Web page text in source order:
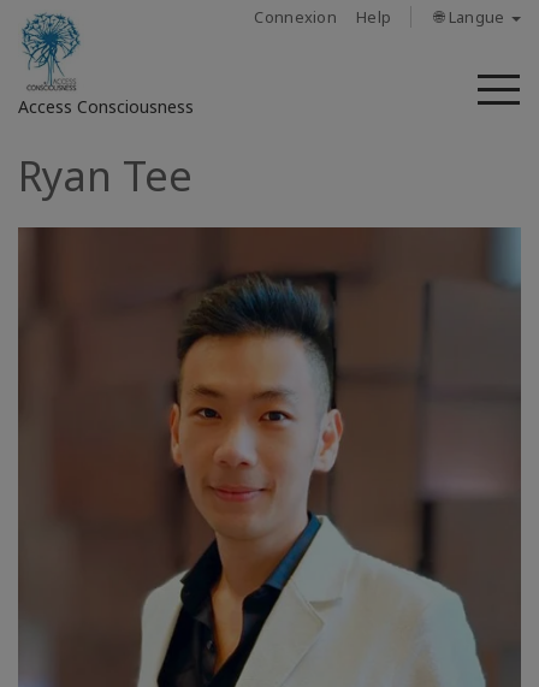
Connexion Help 🌐 Langue
Access Consciousness
Connectez-
vous
sur
Ryan Tee